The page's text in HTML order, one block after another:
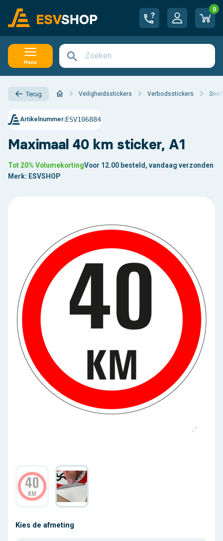
0
Menu
Terug Veiligheidsstickers Verbodsstickers
Maximaal 40 km sticker, A1
Artikelnummer:ESV106884
Tot 20% VolumekortingVoor 12.00 besteld, vandaag verzonden
Merk: ESVSHOP
Kies de afmeting